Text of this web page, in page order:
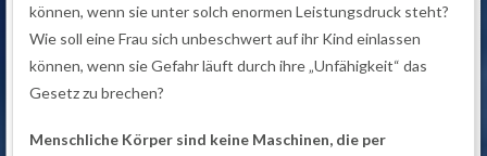
können, wenn sie unter solch enormen Leistungsdruck steht?
Wie soll eine Frau sich unbeschwert auf ihr Kind einlassen
können, wenn sie Gefahr läuft durch ihre „Unfähigkeit“ das
Gesetz zu brechen?
Menschliche Körper sind keine Maschinen, die per